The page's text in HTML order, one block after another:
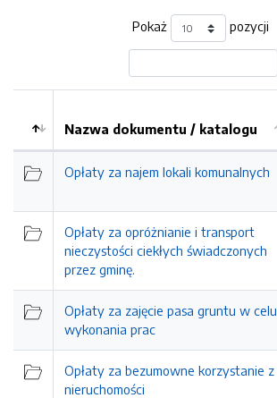
Pokaż pozycji
Kolejność
Nazwa dokumentu / katalogu
Opłaty za najem lokali komunalnych
Opłaty za opróżnianie i transport
nieczystości ciekłych świadczonych
przez gminę.
Opłaty za zajęcie pasa gruntu w celu
wykonania prac
Opłaty za bezumowne korzystanie z
nieruchomości